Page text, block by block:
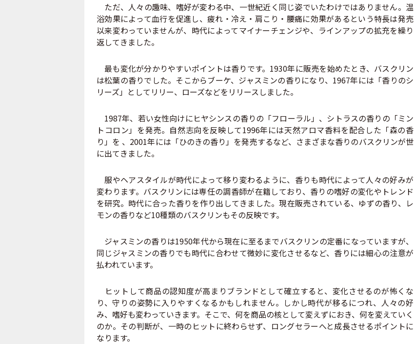
ただ、人々の趣味、嗜好が変わる中、一世紀近く同じ姿でいたわけではありません。温
浴効果によって血行を促進し、疲れ・冷え・肩こり・腰痛に効果があるという特長は発売
以来変わっていませんが、時代によってマイナーチェンジや、ラインアップの拡充を繰り
返してきました。
最も変化が分かりやすいポイントは香りです。1930年に販売を始めたとき、バスクリン
は松葉の香りでした。そこからブーケ、ジャスミンの香りになり、1967年には「香りのシ
リーズ」としてリリー、ローズなどをリリースしました。
1987年、若い女性向けにヒヤシンスの香りの「フローラル」、シトラスの香りの「ミン
トコロン」を発売。自然志向を反映して1996年には天然アロマ香料を配合した「森の香
り」を 、2001年には「ひのきの香り」を発売するなど、さまざまな香りのバスクリンが世
に出てきました。
服やヘアスタイルが時代によって移り変わるように、香りも時代によって人々の好みが
変わります。バスクリンには専任の調香師が在籍しており、香りの嗜好の変化やトレンド
を研究。時代に合った香りを作り出してきました。現在販売されている、ゆずの香り、レ
モンの香りなど10種類のバスクリンもその反映です。
ジャスミンの香りは1950年代から現在に至るまでバスクリンの定番になっていますが、
同じジャスミンの香りでも時代に合わせて微妙に変化させるなど、香りには細心の注意が
払われています。
ヒットして商品の認知度が高まりブランドとして確立すると、変化させるのが怖くな
り、守りの姿勢に入りやすくなるかもしれません。しかし時代が移るにつれ、人々の好
み、嗜好も変わっていきます。そこで、何を商品の核として変えずにおき、何を変えていく
のか。その判断が、一時のヒットに終わらせず、ロングセラーへと成長させるポイントに
なります。